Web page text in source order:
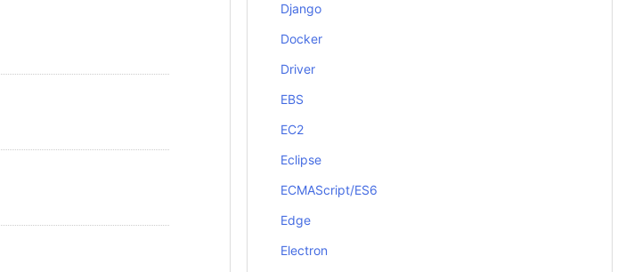
Django
Docker
Driver
EBS
EC2
Eclipse
ECMAScript/ES6
Edge
Electron